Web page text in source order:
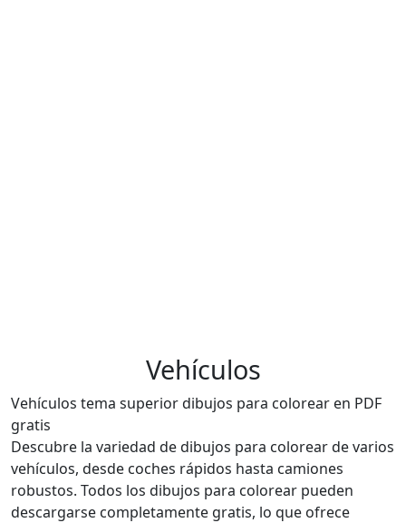
Vehículos
Vehículos tema superior dibujos para colorear en PDF
gratis
Descubre la variedad de dibujos para colorear de varios
vehículos, desde coches rápidos hasta camiones
robustos. Todos los dibujos para colorear pueden
descargarse completamente gratis, lo que ofrece